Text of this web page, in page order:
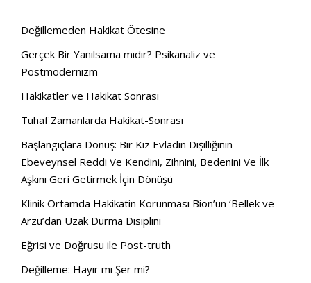
Değillemeden Hakikat Ötesine
Gerçek Bir Yanılsama mıdır? Psikanaliz ve
Postmodernizm
Hakikatler ve Hakikat Sonrası
Tuhaf Zamanlarda Hakikat-Sonrası
Başlangıçlara Dönüş: Bir Kız Evladın Dişilliğinin
Ebeveynsel Reddi Ve Kendini, Zihnini, Bedenini Ve İlk
Aşkını Geri Getirmek İçin Dönüşü
Klinik Ortamda Hakikatin Korunması Bion’un ‘Bellek ve
Arzu’dan Uzak Durma Disiplini
Eğrisi ve Doğrusu ile Post-truth
Değilleme: Hayır mı Şer mi?